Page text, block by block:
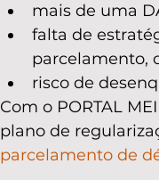
mais de uma
falta de
parcelamento,
risco de
Com o PORTAL
plano de
parcelamento de